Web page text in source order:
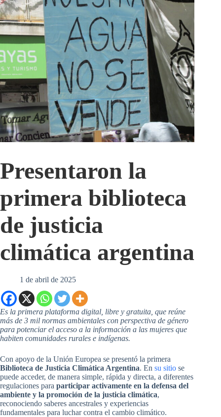
Presentaron la
primera biblioteca
de justicia
climática argentina
1 de abril de 2025
Es la primera plataforma digital, libre y gratuita, que reúne
más de 3 mil normas ambientales con perspectiva de género
para potenciar el acceso a la información a las mujeres que
habiten comunidades rurales e indígenas.
Con apoyo de la Unión Europea se presentó la primera
Biblioteca de Justicia Climática Argentina. En su sitio se
puede acceder, de manera simple, rápida y directa, a diferentes
regulaciones para participar activamente en la defensa del
ambiente y la promoción de la justicia climática,
reconociendo saberes ancestrales y experiencias
fundamentales para luchar contra el cambio climático.